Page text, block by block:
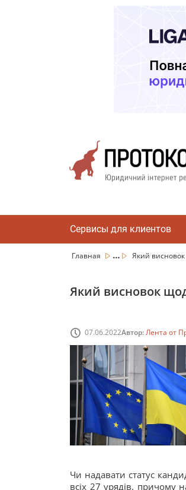
Сервисы для клиентов
Главная ... Який
Який висновок
07.06.2022Автор:Лента от
Чи надавати статус
всіх 27 урядів, причому